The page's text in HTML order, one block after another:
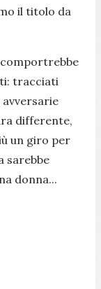
il titolo da
tracciati
differente,
un giro per
sarebbe
donna...